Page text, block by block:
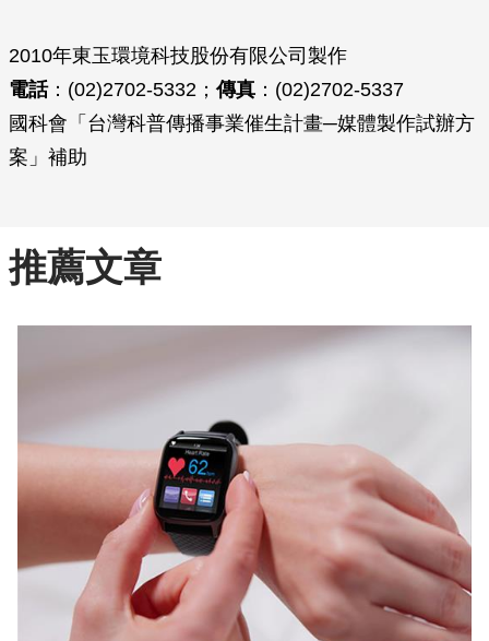
2010年東玉環境科技股份有限公司製作
電話：(02)2702-5332；傳真 ：(02)2702-5337
國科會「台灣科普傳播事業催生計畫─媒體製作試辦方
案」補助
推薦文章